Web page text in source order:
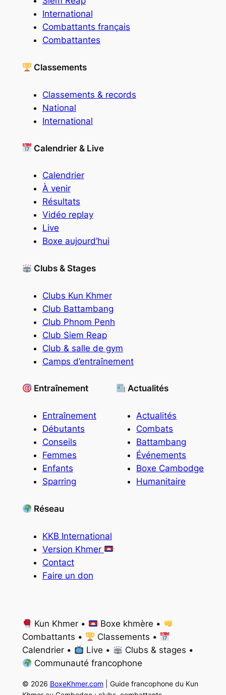
International
Combattants français
Combattantes
Classements
Classements & records
National
International
Calendrier & Live
Calendrier
À venir
Résultats
Vidéo replay
Live
Boxe aujourd’hui
Clubs & Stages
Clubs Kun Khmer
Club Battambang
Club Phnom Penh
Club Siem Reap
Club & salle de gym
Camps d’entraînement
Entraînement
Entraînement
Débutants
Conseils
Femmes
Enfants
Sparring
Actualités
Actualités
Combats
Battambang
Événements
Boxe Cambodge
Humanitaire
Réseau
KKB International
Version Khmer
Contact
Faire un don
Kun Khmer •
Boxe khmère •
Combattants •
Classements •
Calendrier •
Live •
Clubs & stages •
Communauté francophone
© 2026 BoxeKhmer.com| Guide francophone du Kun